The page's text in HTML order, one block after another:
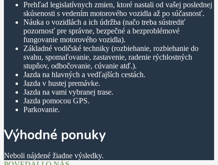
Prehľad legislatívnych zmien, ktoré nastali od vašej poslednej
skúsenosti s vedením motorového vozidla až po súčasnosť.
Náuka o vozidlách a ich údržba (načo treba sústrediť
pozornosť pre správne, bezpečné a bezproblémové
fungovanie motorového vozidla).
Základné vodičské techniky (rozbiehanie, rozbiehanie do
svahu, spomaľovanie, zastavenie, radenie rýchlostných
stupňov, odbočovanie, cúvanie atď.).
Jazda na hlavných a vedľajších cestách.
Jazda v hustej premávke.
Jazda na vami vybranej trase.
Jazda pomocou GPS.
Parkovanie.
Výhodné ponuky
Neboli nájdené žiadne výsledky.